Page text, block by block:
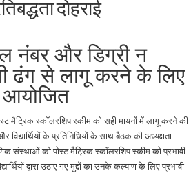
दोहराई
नंबर और डिग्री न
ढंग से लागू करने के लिए
मैट्रिक स्कॉलरशिप स्कीम को सही मायनों में लागू करने की
के प्रतिनिधियों के साथ बैठक की अध्यक्षता
संस्थाओं को पोस्ट मैट्रिक स्कॉलरशिप स्कीम को प्रभावी
द्वारा उठाए गए मुद्दों का उनके कल्याण के लिए प्रभावी